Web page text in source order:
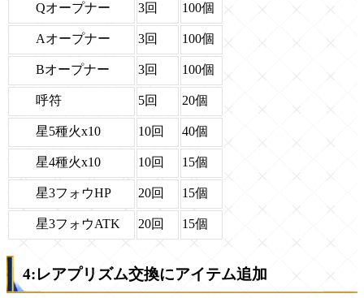
Qオープナー
3回 100個
Aオープナー 3回 100個
Bオープナー 3回 100個
呼符 5回 20個
星5種火x10 10回 40個
星4種火x10 10回 15個
星3フォウHP 20回 15個
星3フォウATK 20回 15個
4:レアプリズム交換にアイテム追加